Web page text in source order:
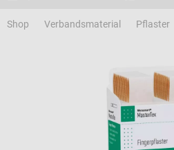
Shop Verbandsmaterial Pflaster